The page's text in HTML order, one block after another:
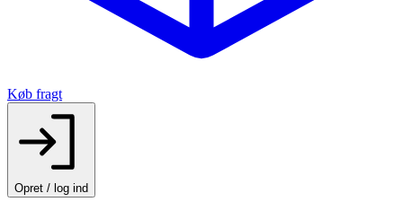
Køb fragt
Opret / log ind